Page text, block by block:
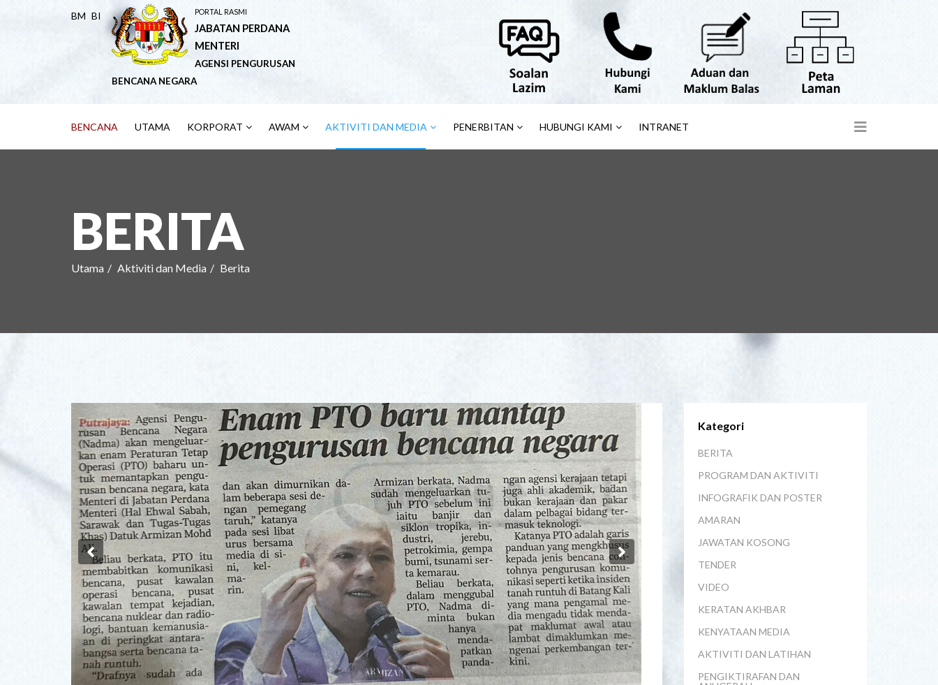
BM BI PORTAL RASMI
JABATAN PERDANA
MENTERI
AGENSI PENGURUSAN
BENCANA NEGARA
BENCANA UTAMA KORPORAT AWAM AKTIVITI DAN MEDIA PENERBITAN HUBUNGI KAMI INTRANET
BERITA
Utama Aktiviti dan Media Berita
Previous Next
Kategori
BERITA
PROGRAM DAN AKTIVITI
INFOGRAFIK DAN POSTER
AMARAN
JAWATAN KOSONG
TENDER
VIDEO
KERATAN AKHBAR
KENYATAAN MEDIA
AKTIVITI DAN LATIHAN
PENGIKTIRAFAN DAN